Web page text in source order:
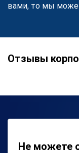
вами, то мы
Отзывы
Не можете